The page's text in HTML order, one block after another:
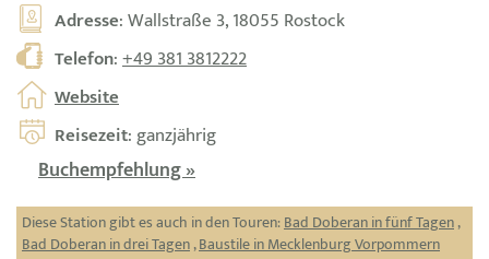
Adresse: Wallstraße 3, 18055 Rostock
Telefon:+49 381 3812222
Website
Reisezeit: ganzjährig
Buchempfehlung »
Diese Station gibt es auch in den Touren:Bad Doberan in fünf Tagen,
Bad Doberan in drei Tagen,Baustile in Mecklenburg Vorpommern